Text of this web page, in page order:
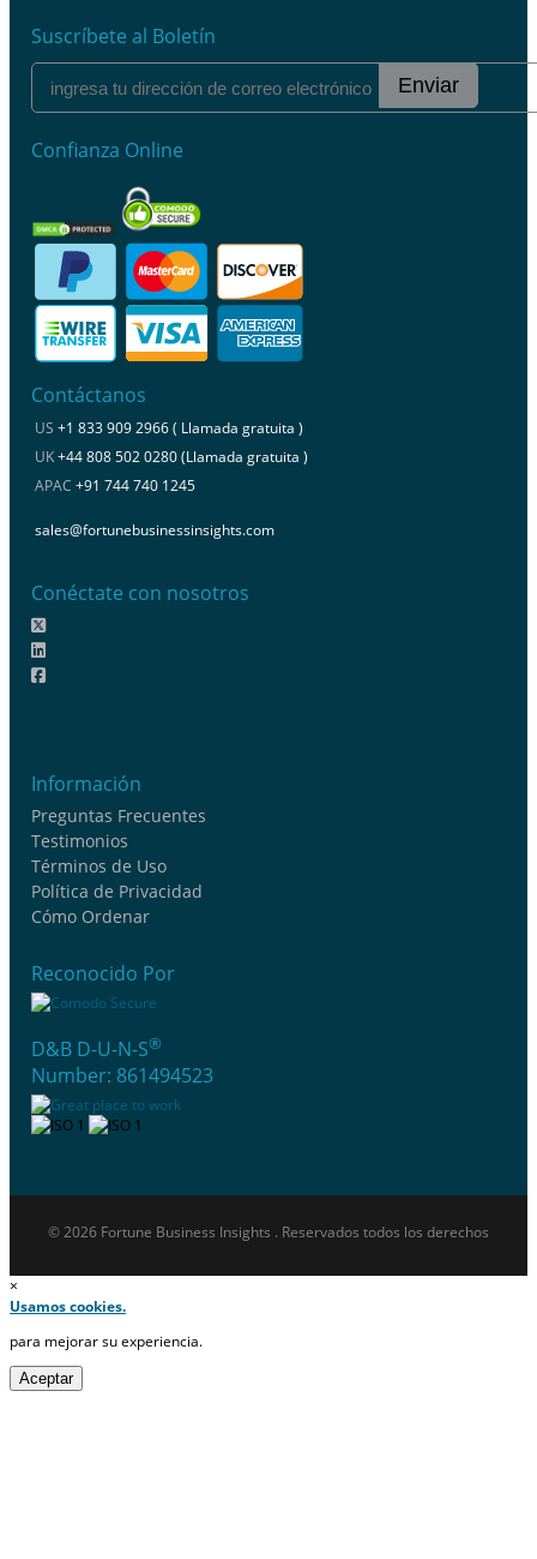
Suscríbete al Boletín
Enviar
Confianza Online
Contáctanos
US +1 833 909 2966 ( Llamada gratuita )
UK+44 808 502 0280 (Llamada gratuita )
APAC +91 744 740 1245
sales@fortunebusinessinsights.com
Conéctate con nosotros
Información
Preguntas Frecuentes
Testimonios
Términos de Uso
Política de Privacidad
Cómo Ordenar
Reconocido Por
D&B D-U-N-S®
Number: 861494523
© 2026 Fortune Business Insights . Reservados todos los derechos
×
Usamos cookies.
para mejorar su experiencia.
Aceptar